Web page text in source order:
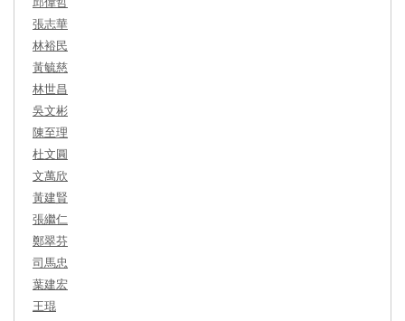
張志華
林裕民
黃毓慈
林世昌
吳文彬
陳至理
杜文圓
文萬欣
黃建賢
張繼仁
鄭翠芬
司馬忠
葉建宏
王琨